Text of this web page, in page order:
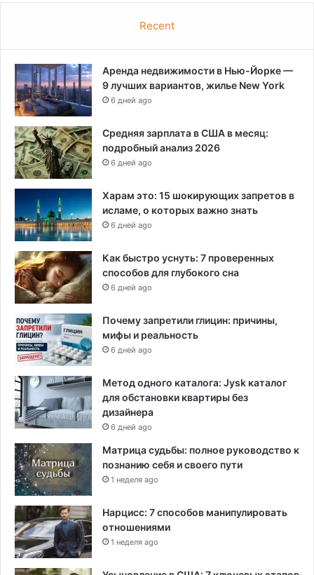
Recent
Аренда недвижимости в Нью-Йорке —
9 лучших вариантов, жилье New York
6 дней ago
Средняя зарплата в США в месяц:
подробный анализ 2026
6 дней ago
Харам это: 15 шокирующих запретов в
исламе, о которых важно знать
6 дней ago
Как быстро уснуть: 7 проверенных
способов для глубокого сна
6 дней ago
Почему запретили глицин: причины,
мифы и реальность
6 дней ago
Метод одного каталога: Jysk каталог
для обстановки квартиры без
дизайнера
6 дней ago
Матрица судьбы: полное руководство к
познанию себя и своего пути
1 неделя ago
Нарцисс: 7 способов манипулировать
отношениями
1 неделя ago